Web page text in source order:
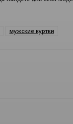
мужские куртки